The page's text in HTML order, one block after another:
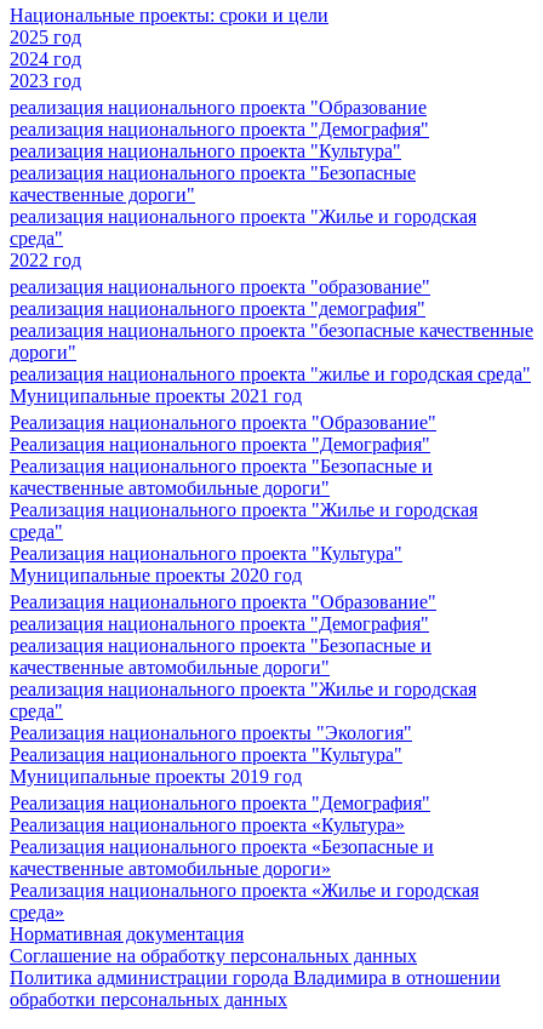
Национальные проекты: сроки и цели
2025 год
2024 год
2023 год
реализация национального проекта "Образование
реализация национального проекта "Демография"
реализация национального проекта "Культура"
реализация национального проекта "Безопасные
качественные дороги"
реализация национального проекта "Жилье и городская
среда"
2022 год
реализация национального проекта "образование"
реализация национального проекта "демография"
реализация национального проекта "безопасные качественные
дороги"
реализация национального проекта "жилье и городская среда"
Муниципальные проекты 2021 год
Реализация национального проекта "Образование"
Реализация национального проекта "Демография"
Реализация национального проекта "Безопасные и
качественные автомобильные дороги"
Реализация национального проекта "Жилье и городская
среда"
Реализация национального проекта "Культура"
Муниципальные проекты 2020 год
Реализация национального проекта "Образование"
реализация национального проекта "Демография"
реализация национального проекта "Безопасные и
качественные автомобильные дороги"
реализация национального проекта "Жилье и городская
среда"
Реализация национального проекты "Экология"
Реализация национального проекта "Культура"
Муниципальные проекты 2019 год
Реализация национального проекта "Демография"
Реализация национального проекта «Культура»
Реализация национального проекта «Безопасные и
качественные автомобильные дороги»
Реализация национального проекта «Жилье и городская
среда»
Нормативная документация
Соглашение на обработку персональных данных
Политика администрации города Владимира в отношении
обработки персональных данных